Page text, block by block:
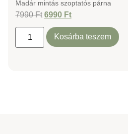
Madár mintás szoptatós párna
7990Ft 6990 Ft
Kosárba teszem